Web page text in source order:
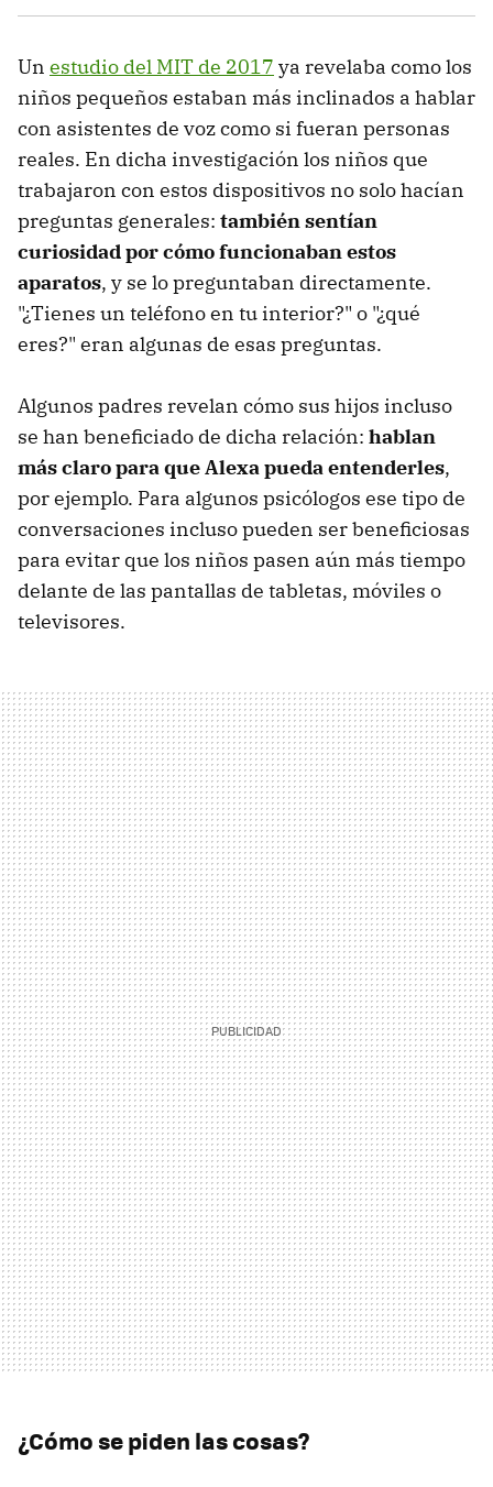
Un estudio del MIT de 2017 ya revelaba como los
niños pequeños estaban más inclinados a hablar
con asistentes de voz como si fueran personas
reales. En dicha investigación los niños que
trabajaron con estos dispositivos no solo hacían
preguntas generales: también sentían
curiosidad por cómo funcionaban estos
aparatos, y se lo preguntaban directamente.
"¿Tienes un teléfono en tu interior?" o "¿qué
eres?" eran algunas de esas preguntas.
Algunos padres revelan cómo sus hijos incluso
se han beneficiado de dicha relación: hablan
más claro para que Alexa pueda entenderles,
por ejemplo. Para algunos psicólogos ese tipo de
conversaciones incluso pueden ser beneficiosas
para evitar que los niños pasen aún más tiempo
delante de las pantallas de tabletas, móviles o
televisores.
¿Cómo se piden las cosas?